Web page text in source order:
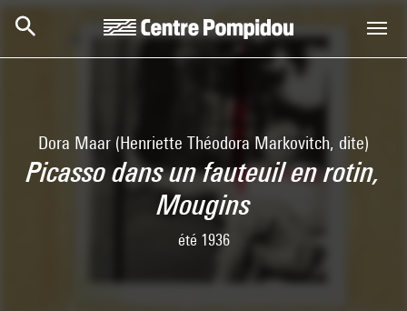
Dora Maar (Henriette Théodora Markovitch, dite)
Picasso dans un fauteuil en rotin,
Mougins
été 1936